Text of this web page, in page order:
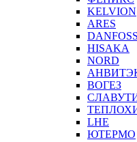
KELVION
ARES
DANFOSS
HISAKA
NORD
ВОГЕЗ
LHE
ЮТЕРМО